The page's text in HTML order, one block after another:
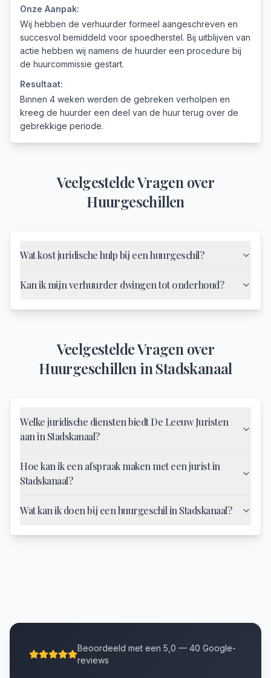
Onze Aanpak:
Wij hebben de verhuurder formeel aangeschreven en
succesvol bemiddeld voor spoedherstel. Bij uitblijven van
actie hebben wij namens de huurder een procedure bij
de huurcommissie gestart.
Resultaat:
Binnen 4 weken werden de gebreken verholpen en
kreeg de huurder een deel van de huur terug over de
gebrekkige periode.
Veelgestelde Vragen over
Huurgeschillen
Wat kost juridische hulp bij een huurgeschil?
Kan ik mijn verhuurder dwingen tot onderhoud?
Veelgestelde Vragen over
Huurgeschillen inStadskanaal
Welke juridische diensten biedt De Leeuw Juristen
aan in Stadskanaal?
Hoe kan ik een afspraak maken met een jurist in
Stadskanaal?
Wat kan ik doen bij een huurgeschil in Stadskanaal?
Beoordeeld met een 5,0 — 40 Google-
reviews